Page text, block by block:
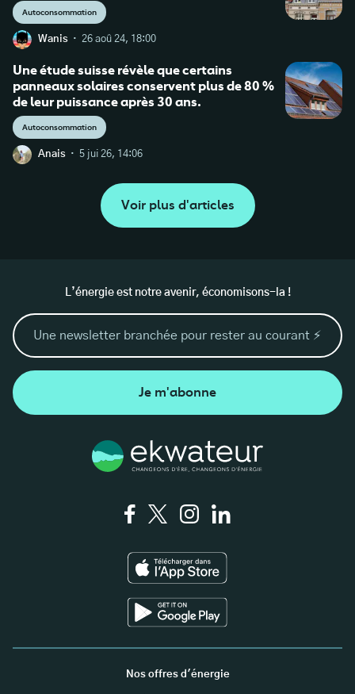
Autoconsommation
Wanis · 26 aoû 24, 18:00
Une étude suisse révèle que certains
panneaux solaires conservent plus de 80 %
de leur puissance après 30 ans.
Autoconsommation
Anais · 5 jui 26, 14:06
Voir plus d'articles
L’énergie est notre avenir, économisons-la !
Je m'abonne
Nos offres d'énergie